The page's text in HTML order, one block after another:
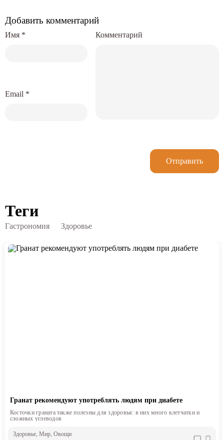
Добавить комментарий
Комментарий
Имя *
Email *
Отправить
Теги
Гастрономия Здоровье
Гранат рекомендуют употреблять людям при диабете
Косточки граната также полезны для здоровья: в них много клетчатки и
сложных углеводов
Здоровье, Мир, Овощи